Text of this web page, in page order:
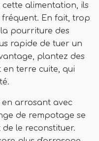
cette alimentation, ils
En fait, trop
pourriture des
rapide de tuer un
plantez des
terre cuite, qui
en arrosant avec
de rempotage se
le reconstituer.